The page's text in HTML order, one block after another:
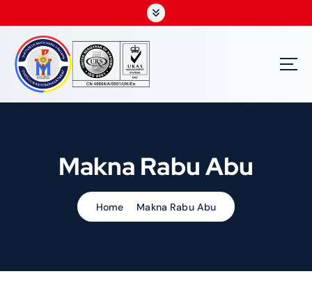
Makna Rabu Abu
Home Makna Rabu Abu